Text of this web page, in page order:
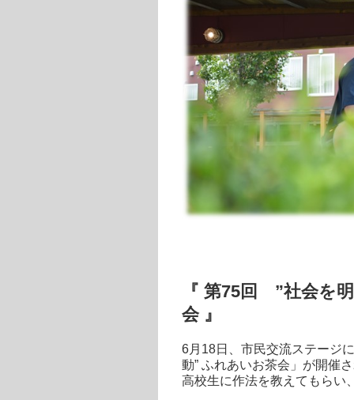
『 第75回 ”社会を
会 』
6月18日、市民交流ステージ
動” ふれあいお茶会」が開催
高校生に作法を教えてもらい